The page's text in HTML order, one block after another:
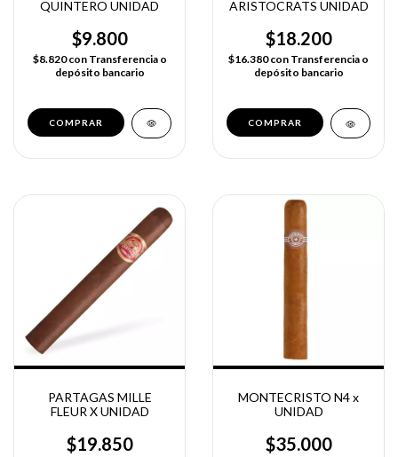
QUINTERO UNIDAD
$9.800
$8.820con Transferencia o
depósito bancario
ARISTOCRATS UNIDAD
$18.200
$16.380con Transferencia o
depósito bancario
PARTAGAS MILLE
FLEUR X UNIDAD
$19.850
MONTECRISTO N4 x
UNIDAD
$35.000